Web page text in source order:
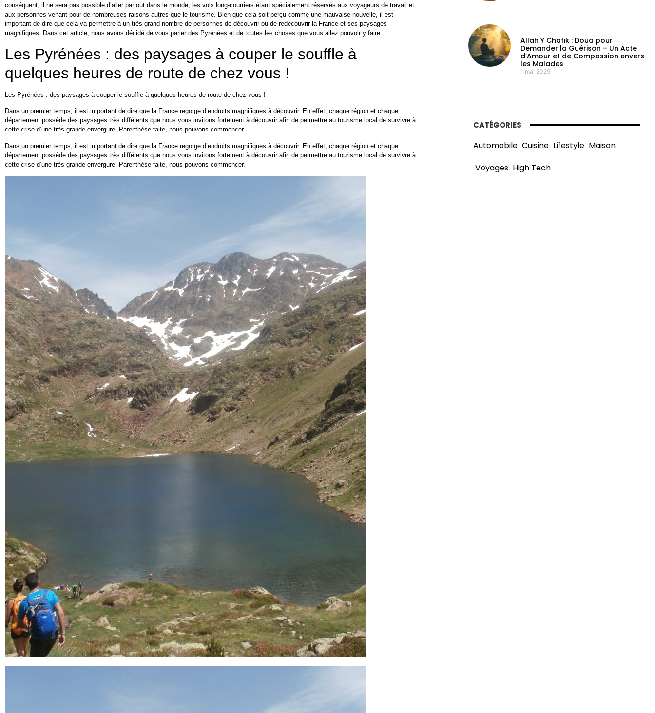
conséquent, il ne sera pas possible d’aller partout dans le monde, les vols long-courriers étant spécialement réservés aux voyageurs de travail et
aux personnes venant pour de nombreuses raisons autres que le tourisme. Bien que cela soit perçu comme une mauvaise nouvelle, il est
important de dire que cela va permettre à un très grand nombre de personnes de découvrir ou de redécouvrir la France et ses paysages
magnifiques. Dans cet article, nous avons décidé de vous parler des Pyrénées et de toutes les choses que vous allez pouvoir y faire.
Les Pyrénées : des paysages à couper le souffle à
quelques heures de route de chez vous !
Les Pyrénées : des paysages à couper le souffle à quelques heures de route de chez vous !
Dans un premier temps, il est important de dire que la France regorge d’endroits magnifiques à découvrir. En effet, chaque région et chaque
département possède des paysages très différents que nous vous invitons fortement à découvrir afin de permettre au tourisme local de survivre à
cette crise d’une très grande envergure. Parenthèse faite, nous pouvons commencer.
Dans un premier temps, il est important de dire que la France regorge d’endroits magnifiques à découvrir. En effet, chaque région et chaque
département possède des paysages très différents que nous vous invitons fortement à découvrir afin de permettre au tourisme local de survivre à
cette crise d’une très grande envergure. Parenthèse faite, nous pouvons commencer.
Allah Y Chafik : Doua pour
Demander la Guérison – Un Acte
d’Amour et de Compassion envers
les Malades
1 mai 2025
CATÉGORIES
Automobile Cuisine Lifestyle Maison
Voyages High Tech